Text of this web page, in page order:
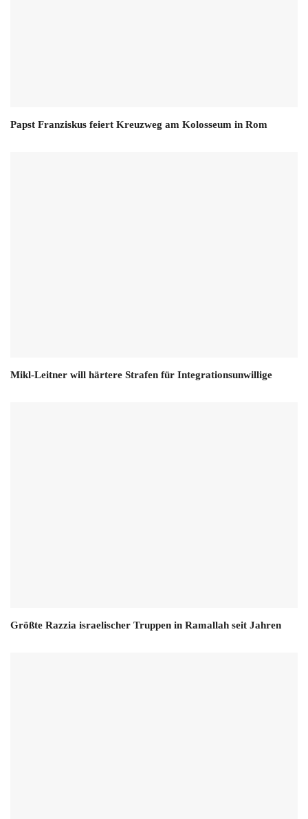
Papst Franziskus feiert Kreuzweg am Kolosseum in Rom
Mikl-Leitner will härtere Strafen für Integrationsunwillige
Größte Razzia israelischer Truppen in Ramallah seit Jahren